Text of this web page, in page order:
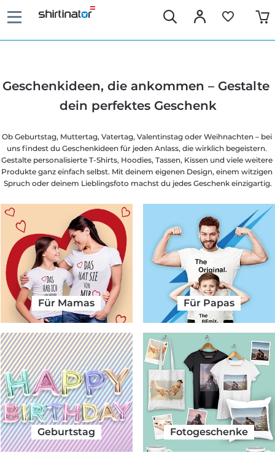
Geschenkideen, die ankommen – Gestalte
dein perfektes Geschenk
Ob Geburtstag, Muttertag, Vatertag, Valentinstag oder Weihnachten – bei
uns findest du Geschenkideen für jeden Anlass, die wirklich begeistern.
Gestalte personalisierte T-Shirts, Hoodies, Tassen, Kissen und viele weitere
Produkte ganz einfach selbst. Mit deinem eigenen Design, einem witzigen
Spruch oder deinem Lieblingsfoto machst du jedes Geschenk einzigartig.
Für Papas
Für Mamas
Geburtstag Fotogeschenke